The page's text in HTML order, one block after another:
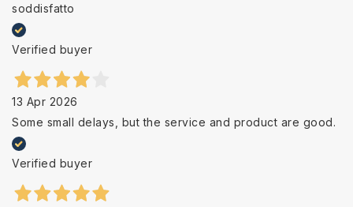
soddisfatto
Verified buyer
13 Apr 2026
Some small delays, but the service and product are good.
Verified buyer